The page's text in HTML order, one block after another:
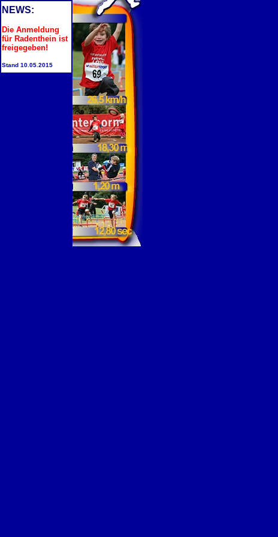
NEWS:
Die Anmeldung
für Radenthein ist
freigegeben!
Stand 10.05.2015